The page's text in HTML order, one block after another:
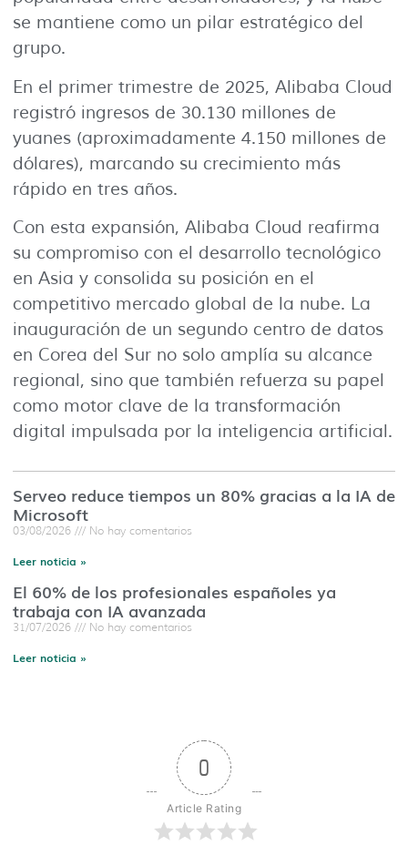
se mantiene como un pilar estratégico del
grupo.
En el primer trimestre de 2025, Alibaba Cloud
registró ingresos de 30.130 millones de
yuanes (aproximadamente 4.150 millones de
dólares), marcando su crecimiento más
rápido en tres años.
Con esta expansión, Alibaba Cloud reafirma
su compromiso con el desarrollo tecnológico
en Asia y consolida su posición en el
competitivo mercado global de la nube. La
inauguración de un segundo centro de datos
en Corea del Sur no solo amplía su alcance
regional, sino que también refuerza su papel
como motor clave de la transformación
digital impulsada por la inteligencia artificial.
Serveo reduce tiempos un 80% gracias a la IA de
Microsoft
03/08/2026 No hay comentarios
Leer noticia »
El 60% de los profesionales españoles ya
trabaja con IA avanzada
31/07/2026 No hay comentarios
Leer noticia »
0
Article Rating